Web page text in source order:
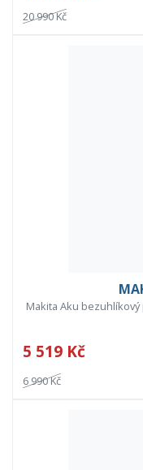
20 990 Kč
Makita Aku
5 519 Kč
6 990 Kč